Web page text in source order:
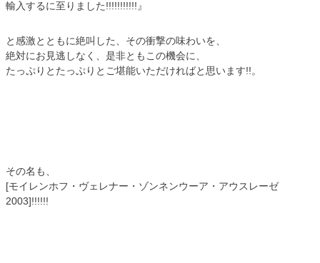
輸入するに至りました!!!!!!!!!!!』
と感激とともに絶叫した、その衝撃の味わいを、
絶対にお見逃しなく、是非ともこの機会に、
たっぷりとたっぷりとご堪能いただければと思います!!。
その名も、
[モイレンホフ・ヴェレナー・ゾンネンウーア・アウスレーゼ
2003]!!!!!!